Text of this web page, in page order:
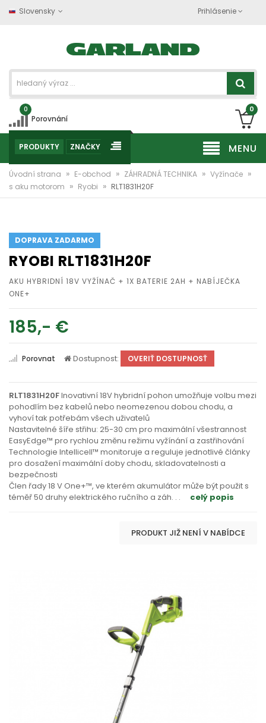
Slovensky Prihlásenie
0
Porovnání
0
MENU
PRODUKTY ZNAČKY
Úvodní strana » E-obchod » ZÁHRADNÁ TECHNIKA » Vyžínače »
s aku motorom » Ryobi » RLT1831H20F
DOPRAVA ZADARMO
RYOBI RLT1831H20F
AKU HYBRIDNÍ 18V VYŽÍNAČ + 1X BATERIE 2AH + NABÍJEČKA
ONE+
185,- €
Porovnat Dostupnost: OVERIŤ DOSTUPNOSŤ
RLT1831H20FInovativní 18V hybridní pohon umožňuje volbu mezi
pohodlím bez kabelů nebo neomezenou dobou chodu, a
vyhoví tak potřebám všech uživatelů
Nastavitelné šíře střihu: 25-30 cm pro maximální všestrannost
EasyEdge™ pro rychlou změnu režimu vyžínání a zastřihování
Technologie Intellicell™ monitoruje a reguluje jednotlivé články
pro dosažení maximální doby chodu, skladovatelnosti a
bezpečnosti
Člen řady 18 V One+™, ve kterém akumulátor může být použit s
téměř 50 druhy elektrického ručního a záh. . . celý popis
PRODUKT JIŽ NENÍ V NABÍDCE